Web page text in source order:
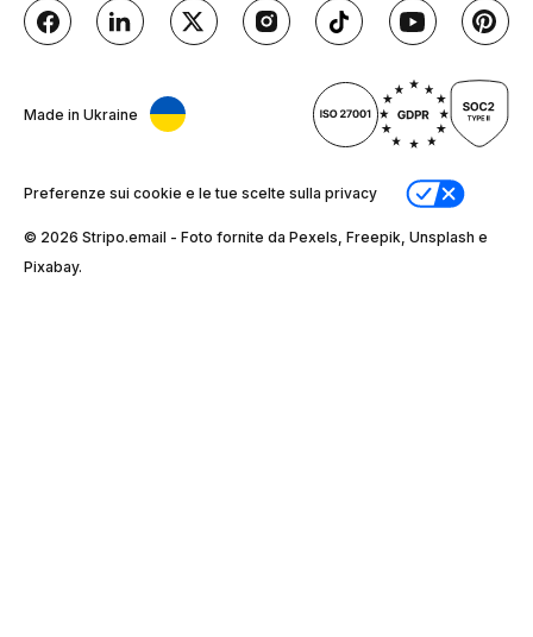
Made in Ukraine
Preferenze sui cookie e le tue scelte sulla privacy
© 2026 Stripо.email - Foto fornite da Pexels, Freepik, Unsplash e
Pixabay.